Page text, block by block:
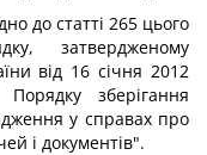
до статті 265 цього
затвердженому
від 16 січня 2012
зберігання
у справах про
і документів".